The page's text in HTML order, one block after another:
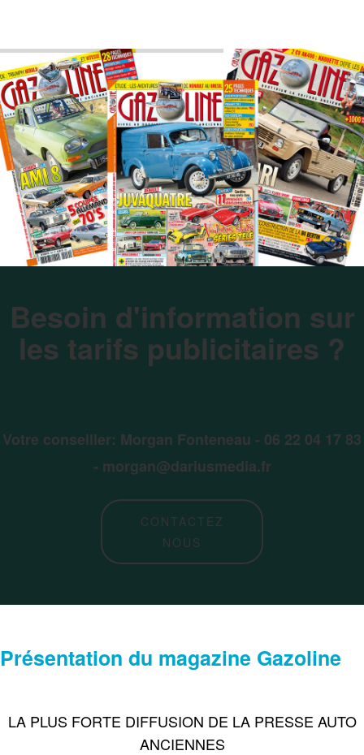
Besoin d'information sur
les tarifs publicitaires ?
Votre conseiller: Morgan Fonteneau - 06 22 04 17 83
- morgan@dariusmedia.fr
CONTACTEZ
NOUS
Présentation du magazine Gazoline
LA PLUS FORTE DIFFUSION DE LA PRESSE AUTO
ANCIENNES